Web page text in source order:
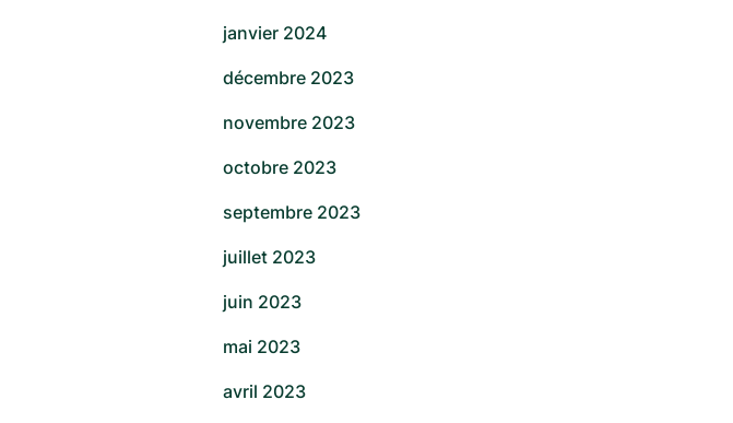
janvier 2024
décembre 2023
novembre 2023
octobre 2023
septembre 2023
juillet 2023
juin 2023
mai 2023
avril 2023